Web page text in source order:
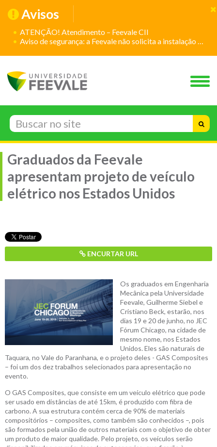
Avisos
ATENÇÃO! Atendimento – Feevale CII
Aviso de segurança: a Feevale não solicita a instalação de aplicativos
Graduados da Feevale
apresentam projeto de veículo
elétrico nos Estados Unidos
ENCURTAR URL
Os graduados em Engenharia
Mecânica pela Universidade
Feevale, Guilherme Siebel e
Cristiano Beck, estarão, nos
dias 19 e 20 de junho, no JEC
Fórum Chicago, na cidade de
mesmo nome, nos Estados
Unidos. Eles são naturais de
Taquara, no Vale do Paranhana, e o projeto deles - GAS Composites
– foi um dos dez trabalhos selecionados para apresentação no
evento.
O GAS Composites, que consiste em um veículo elétrico que pode
ser usado em distâncias de até 15km, é produzido com fibra de
carbono. A sua estrutura contém cerca de 90% de materiais
compositórios – composites, como também são conhecidos –, pois
são formados pela união de outros materiais com o objetivo de obter
um produto de maior qualidade. Pelo projeto, os veículos serão